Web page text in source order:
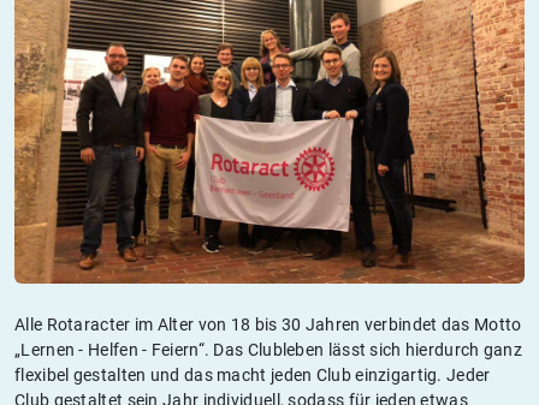
Alle Rotaracter im Alter von 18 bis 30 Jahren verbindet das Motto
„Lernen - Helfen - Feiern“. Das Clubleben lässt sich hierdurch ganz
flexibel gestalten und das macht jeden Club einzigartig. Jeder
Club gestaltet sein Jahr individuell, sodass für jeden etwas